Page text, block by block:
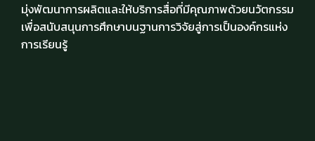
มุ่งพัฒนาการผลิตและให้บริการสื่อที่มีคุณภาพด้วยนวัตกรรม
เพื่อสนับสนุนการศึกษาบนฐานการวิจัยสู่การเป็นองค์กรแห่ง
การเรียนรู้